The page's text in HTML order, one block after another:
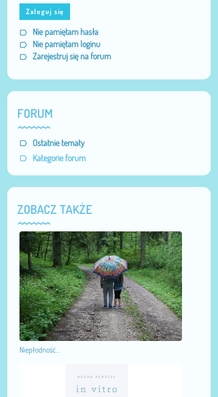
Zaloguj się
Nie pamiętam hasła
Nie pamiętam loginu
Zarejestruj się na forum
FORUM
Ostatnie tematy
Kategorie forum
ZOBACZ TAKŻE
Niepłodność...